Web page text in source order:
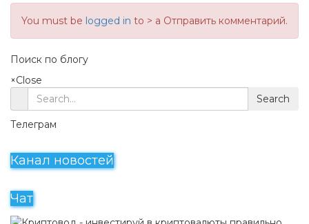
You must be logged in to > a Отправить комментарий.
Поиск по блогу
×Close
Search
Телеграм
Канал новостей
Чат